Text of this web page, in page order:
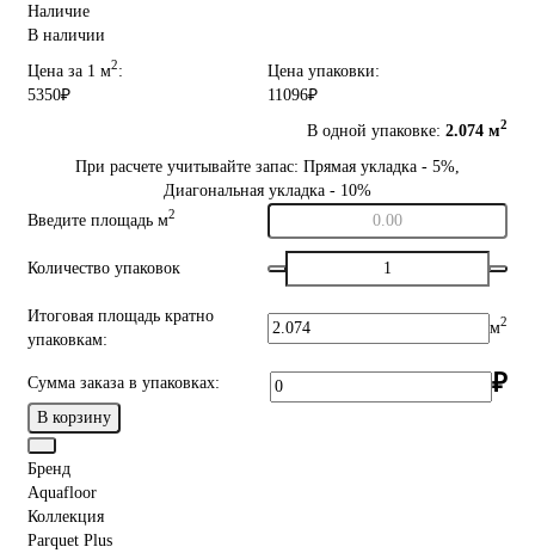
Наличие
В наличии
Цена за 1 м2:
5350₽
Цена упаковки:
11096₽
В одной упаковке: 2.074 м2
При расчете учитывайте запас: Прямая укладка - 5%,
Диагональная укладка - 10%
Введите площадь м2
Количество упаковок
Итоговая площадь кратно
упаковкам:
м2
Сумма заказа в упаковках: ₽
В корзину
Бренд
Aquafloor
Коллекция
Parquet Plus